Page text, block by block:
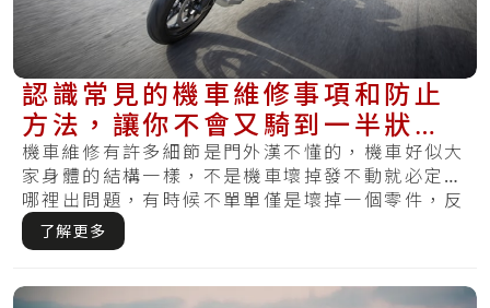
認識常見的機車維修事項和防止
方法，讓你不會又騎到一半狀
況！
機車維修有許多細節是門外漢不懂的，機車好似大
家身體的結構一樣，不是機車壞掉發不動就必定是
哪裡出問題，有時候不單單僅是壞掉一個零件，反
而要.....
了解更多